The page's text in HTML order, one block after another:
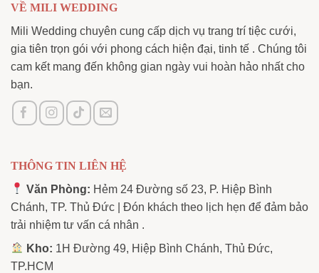
VỀ MILI WEDDING
Mili Wedding chuyên cung cấp dịch vụ trang trí tiệc cưới,
gia tiên trọn gói với phong cách hiện đại, tinh tế . Chúng tôi
cam kết mang đến không gian ngày vui hoàn hảo nhất cho
bạn.
THÔNG TIN LIÊN HỆ
Văn Phòng: Hẻm 24 Đường số 23, P. Hiệp Bình
Chánh, TP. Thủ Đức | Đón khách theo lịch hẹn để đảm bảo
trải nhiệm tư vấn cá nhân .
Kho: 1H Đường 49, Hiệp Bình Chánh, Thủ Đức,
TP.HCM